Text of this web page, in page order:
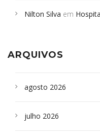
Campoformosenses que
Nilton Silva em
ARQUIVOS
agosto 2026
julho 2026